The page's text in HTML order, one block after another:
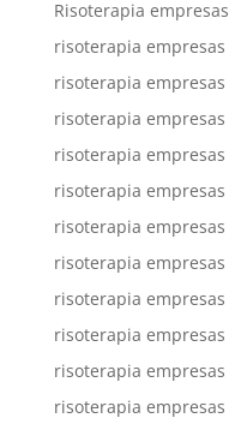
Risoterapia
risoterapia empresas
risoterapia empresas
risoterapia empresas
risoterapia empresas
risoterapia
risoterapia empresas
risoterapia empresas
risoterapia
risoterapia empresas
risoterapia
risoterapia empresas